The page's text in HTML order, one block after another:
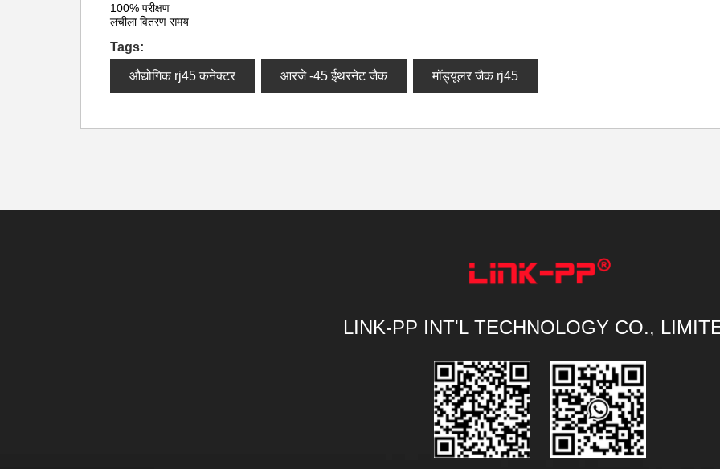
100% परीक्षण
लचीला वितरण समय
Tags:
औद्योगिक rj45 कनेक्टर आरजे -45 ईथरनेट जैक मॉड्यूलर जैक rj45
LINK-PP INT'L TECHNOLOGY CO.,